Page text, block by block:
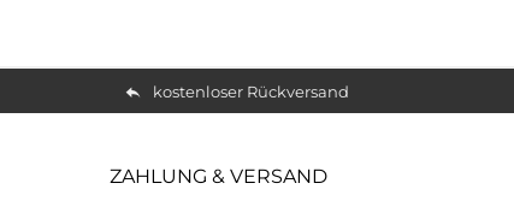
kostenloser Rückversand
ZAHLUNG & VERSAND